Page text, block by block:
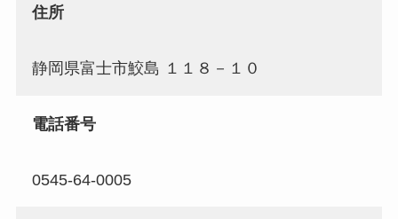
住所
静岡県富士市鮫島 １１８－１０
電話番号
0545-64-0005